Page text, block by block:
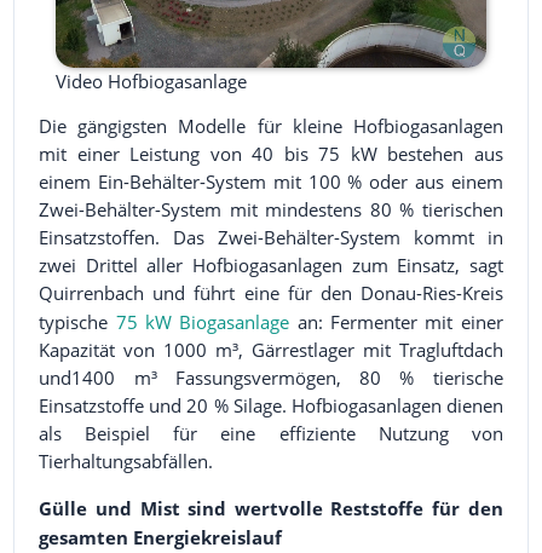
Video Hofbiogasanlage
Die gängigsten Modelle für kleine Hofbiogasanlagen
mit einer Leistung von 40 bis 75 kW bestehen aus
einem Ein-Behälter-System mit 100 % oder aus einem
Zwei-Behälter-System mit mindestens 80 % tierischen
Einsatzstoffen. Das Zwei-Behälter-System kommt in
zwei Drittel aller Hofbiogasanlagen zum Einsatz, sagt
Quirrenbach und führt eine für den Donau-Ries-Kreis
typische 75 kWBiogasanlage an: Fermenter mit einer
Kapazität von 1000 m³, Gärrestlager mit Tragluftdach
und1400 m³ Fassungsvermögen, 80 % tierische
Einsatzstoffe und 20 % Silage. Hofbiogasanlagen dienen
als Beispiel für eine effiziente Nutzung von
Tierhaltungsabfällen.
Gülle und Mist sind wertvolle Reststoffe für den
gesamten Energiekreislauf